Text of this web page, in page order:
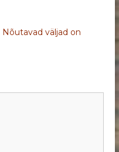
Nõutavad väljad on